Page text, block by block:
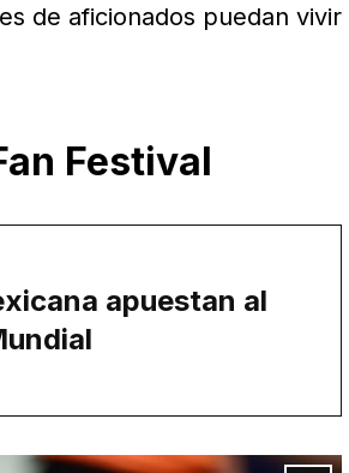
de aficionados puedan vivir
Festival
apuestan al